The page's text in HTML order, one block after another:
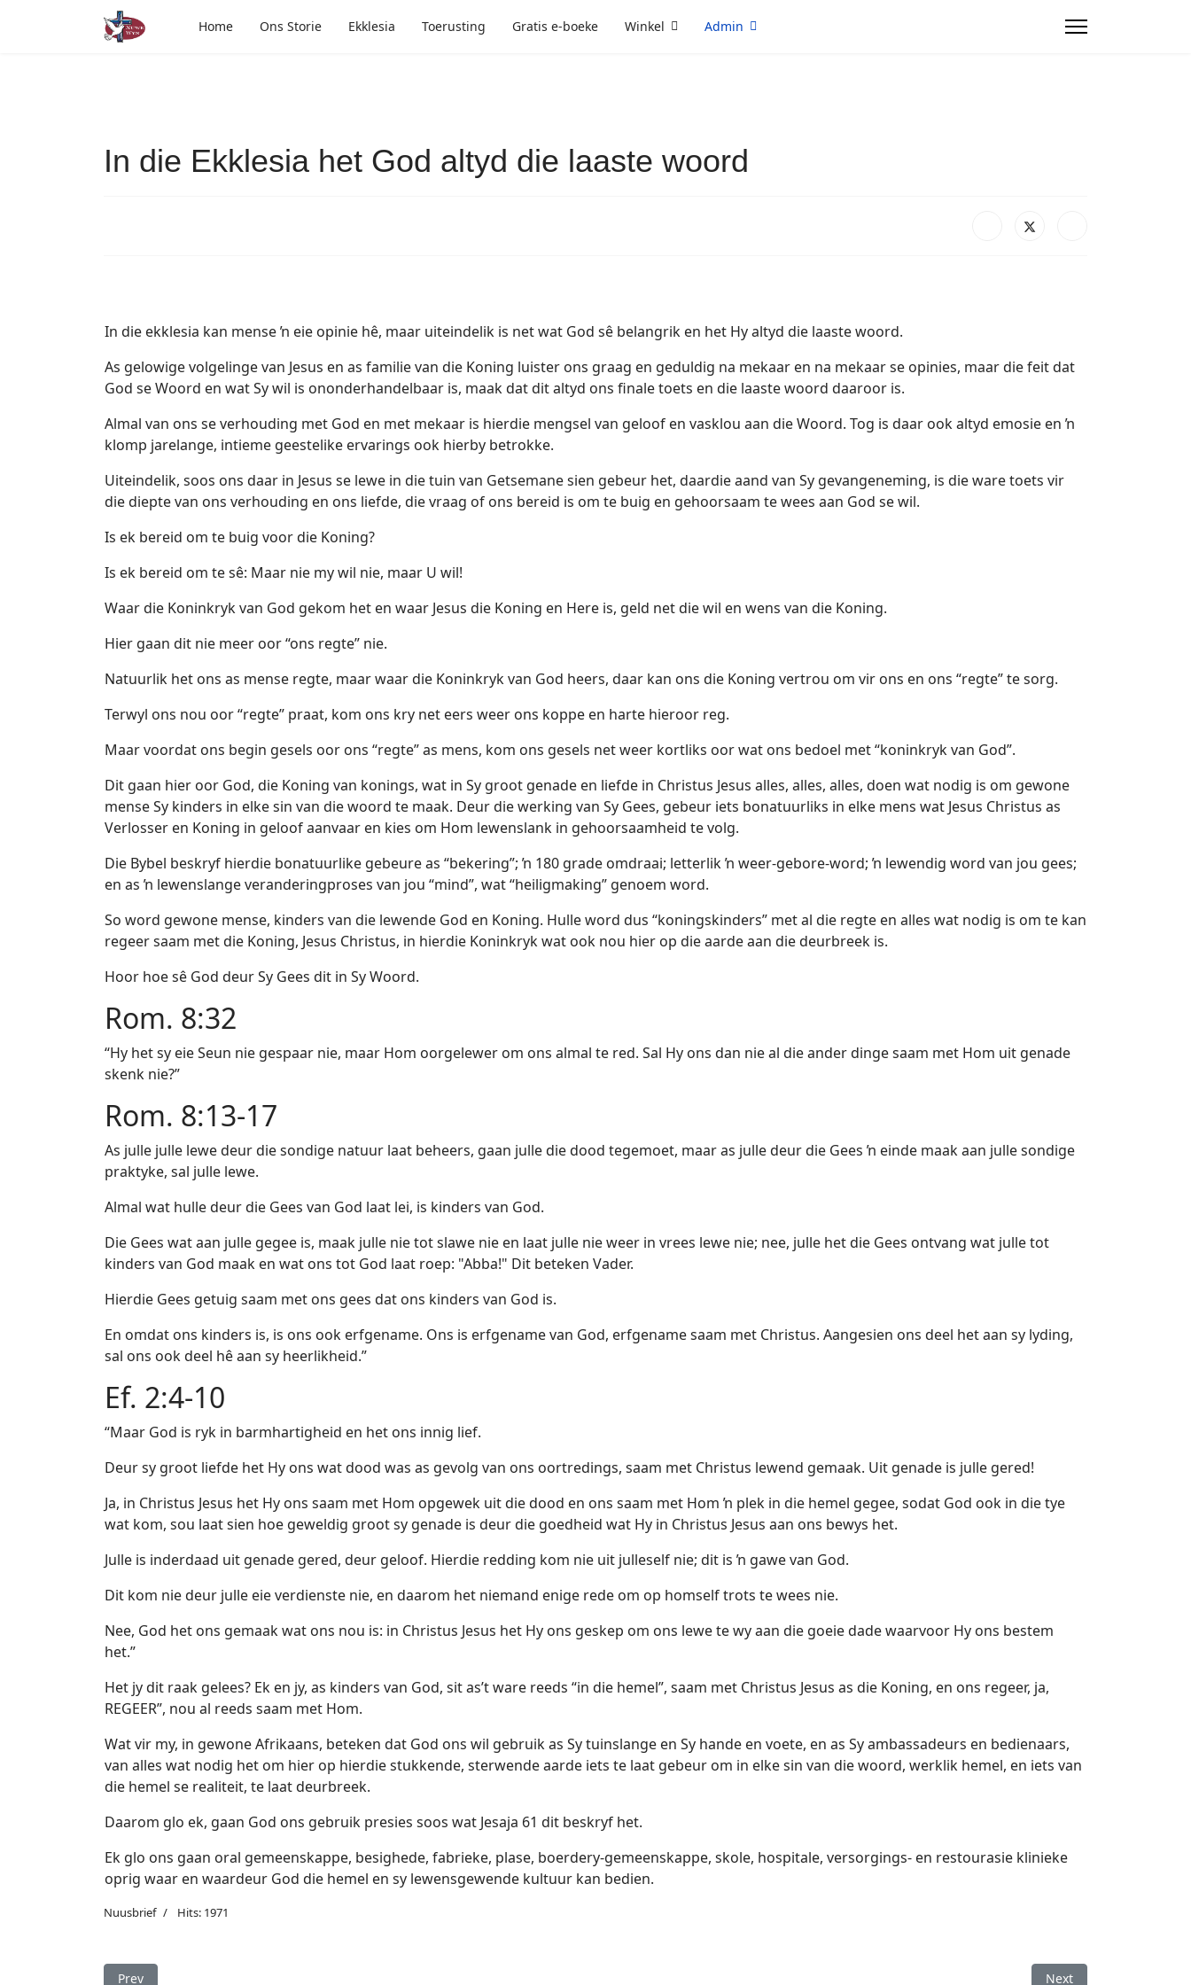
Home Ons Storie Ekklesia Toerusting Gratis e-boeke Winkel Admin
In die Ekklesia het God altyd die laaste woord
In die ekklesia kan mense ŉ eie opinie hê, maar uiteindelik is net wat God sê belangrik en het Hy altyd die laaste woord.
As gelowige volgelinge van Jesus en as familie van die Koning luister ons graag en geduldig na mekaar en na mekaar se opinies, maar die feit dat
God se Woord en wat Sy wil is ononderhandelbaar is, maak dat dit altyd ons finale toets en die laaste woord daaroor is.
Almal van ons se verhouding met God en met mekaar is hierdie mengsel van geloof en vasklou aan die Woord. Tog is daar ook altyd emosie en ŉ
klomp jarelange, intieme geestelike ervarings ook hierby betrokke.
Uiteindelik, soos ons daar in Jesus se lewe in die tuin van Getsemane sien gebeur het, daardie aand van Sy gevangeneming, is die ware toets vir
die diepte van ons verhouding en ons liefde, die vraag of ons bereid is om te buig en gehoorsaam te wees aan God se wil.
Is ek bereid om te buig voor die Koning?
Is ek bereid om te sê: Maar nie my wil nie, maar U wil!
Waar die Koninkryk van God gekom het en waar Jesus die Koning en Here is, geld net die wil en wens van die Koning.
Hier gaan dit nie meer oor “ons regte” nie.
Natuurlik het ons as mense regte, maar waar die Koninkryk van God heers, daar kan ons die Koning vertrou om vir ons en ons “regte” te sorg.
Terwyl ons nou oor “regte” praat, kom ons kry net eers weer ons koppe en harte hieroor reg.
Maar voordat ons begin gesels oor ons “regte” as mens, kom ons gesels net weer kortliks oor wat ons bedoel met “koninkryk van God”.
Dit gaan hier oor God, die Koning van konings, wat in Sy groot genade en liefde in Christus Jesus alles, alles, alles, doen wat nodig is om gewone
mense Sy kinders in elke sin van die woord te maak. Deur die werking van Sy Gees, gebeur iets bonatuurliks in elke mens wat Jesus Christus as
Verlosser en Koning in geloof aanvaar en kies om Hom lewenslank in gehoorsaamheid te volg.
Die Bybel beskryf hierdie bonatuurlike gebeure as “bekering”; ŉ 180 grade omdraai; letterlik ŉ weer-gebore-word; ŉ lewendig word van jou gees;
en as ŉ lewenslange veranderingproses van jou “mind”, wat “heiligmaking” genoem word.
So word gewone mense, kinders van die lewende God en Koning. Hulle word dus “koningskinders” met al die regte en alles wat nodig is om te kan
regeer saam met die Koning, Jesus Christus, in hierdie Koninkryk wat ook nou hier op die aarde aan die deurbreek is.
Hoor hoe sê God deur Sy Gees dit in Sy Woord.
Rom. 8:32
“Hy het sy eie Seun nie gespaar nie, maar Hom oorgelewer om ons almal te red. Sal Hy ons dan nie al die ander dinge saam met Hom uit genade
skenk nie?”
Rom. 8:13-17
As julle julle lewe deur die sondige natuur laat beheers, gaan julle die dood tegemoet, maar as julle deur die Gees ŉ einde maak aan julle sondige
praktyke, sal julle lewe.
Almal wat hulle deur die Gees van God laat lei, is kinders van God.
Die Gees wat aan julle gegee is, maak julle nie tot slawe nie en laat julle nie weer in vrees lewe nie; nee, julle het die Gees ontvang wat julle tot
kinders van God maak en wat ons tot God laat roep: "Abba!" Dit beteken Vader.
Hierdie Gees getuig saam met ons gees dat ons kinders van God is.
En omdat ons kinders is, is ons ook erfgename. Ons is erfgename van God, erfgename saam met Christus. Aangesien ons deel het aan sy lyding,
sal ons ook deel hê aan sy heerlikheid.”
Ef. 2:4-10
“Maar God is ryk in barmhartigheid en het ons innig lief.
Deur sy groot liefde het Hy ons wat dood was as gevolg van ons oortredings, saam met Christus lewend gemaak. Uit genade is julle gered!
Ja, in Christus Jesus het Hy ons saam met Hom opgewek uit die dood en ons saam met Hom ŉ plek in die hemel gegee, sodat God ook in die tye
wat kom, sou laat sien hoe geweldig groot sy genade is deur die goedheid wat Hy in Christus Jesus aan ons bewys het.
Julle is inderdaad uit genade gered, deur geloof. Hierdie redding kom nie uit julleself nie; dit is ŉ gawe van God.
Dit kom nie deur julle eie verdienste nie, en daarom het niemand enige rede om op homself trots te wees nie.
Nee, God het ons gemaak wat ons nou is: in Christus Jesus het Hy ons geskep om ons lewe te wy aan die goeie dade waarvoor Hy ons bestem
het.”
Het jy dit raak gelees? Ek en jy, as kinders van God, sit as’t ware reeds “in die hemel”, saam met Christus Jesus as die Koning, en ons regeer, ja,
REGEER”, nou al reeds saam met Hom.
Wat vir my, in gewone Afrikaans, beteken dat God ons wil gebruik as Sy tuinslange en Sy hande en voete, en as Sy ambassadeurs en bedienaars,
van alles wat nodig het om hier op hierdie stukkende, sterwende aarde iets te laat gebeur om in elke sin van die woord, werklik hemel, en iets van
die hemel se realiteit, te laat deurbreek.
Daarom glo ek, gaan God ons gebruik presies soos wat Jesaja 61 dit beskryf het.
Ek glo ons gaan oral gemeenskappe, besighede, fabrieke, plase, boerdery-gemeenskappe, skole, hospitale, versorgings- en restourasie klinieke
oprig waar en waardeur God die hemel en sy lewensgewende kultuur kan bedien.
Nuusbrief Hits: 1971
Previous article: Wat was Jesus se sentrale boodskap?
Prev Next article: Weer oor
Next